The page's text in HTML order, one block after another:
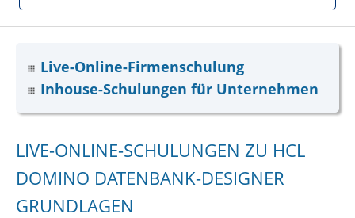
Live-Online-Firmenschulung
Inhouse-Schulungen für Unternehmen
LIVE-ONLINE-SCHULUNGEN ZU HCL
DOMINO DATENBANK-DESIGNER
GRUNDLAGEN